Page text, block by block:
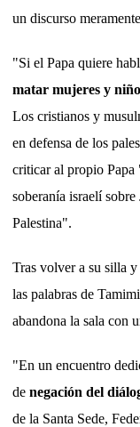
un discurso
"Si el Papa quiere
matar mujeres y
Los cristianos y
en defensa de los
criticar al propio Papa
soberanía israelí
Palestina".
Tras volver a su silla
las palabras de
abandona la sala con
"En un encuentro
de negación del
de la Santa Sede,